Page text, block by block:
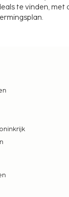
(Half Way
te vinden, met